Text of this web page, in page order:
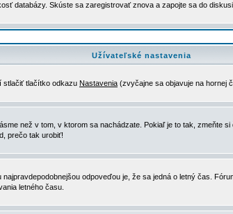
databázy. Skúste sa zaregistrovať znova a zapojte sa do
Užívateľské nastavenia
stlačiť tlačítko odkazu Nastavenia (zvyčajne sa objavuje na hornej
než v tom, v ktorom sa nachádzate. Pokiaľ je to tak, zmeňte
prečo tak urobiť!
odpoveďou je, že sa jedná o letný čas.
letného času.